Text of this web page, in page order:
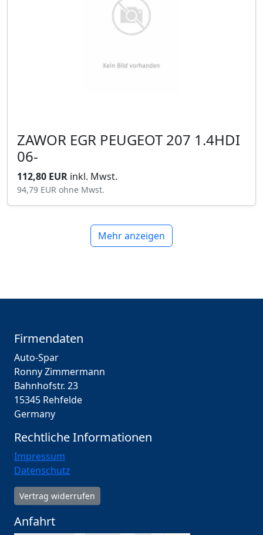
ZAWOR EGR PEUGEOT 207 1.4HDI
06-
112,80 EUR inkl. Mwst.
94,79 EUR ohne Mwst.
Mehr anzeigen
Firmendaten
Auto-Spar
Ronny Zimmermann
Bahnhofstr. 23
15345 Rehfelde
Germany
Rechtliche Informationen
Impressum
Datenschutz
Vertrag widerrufen
Anfahrt